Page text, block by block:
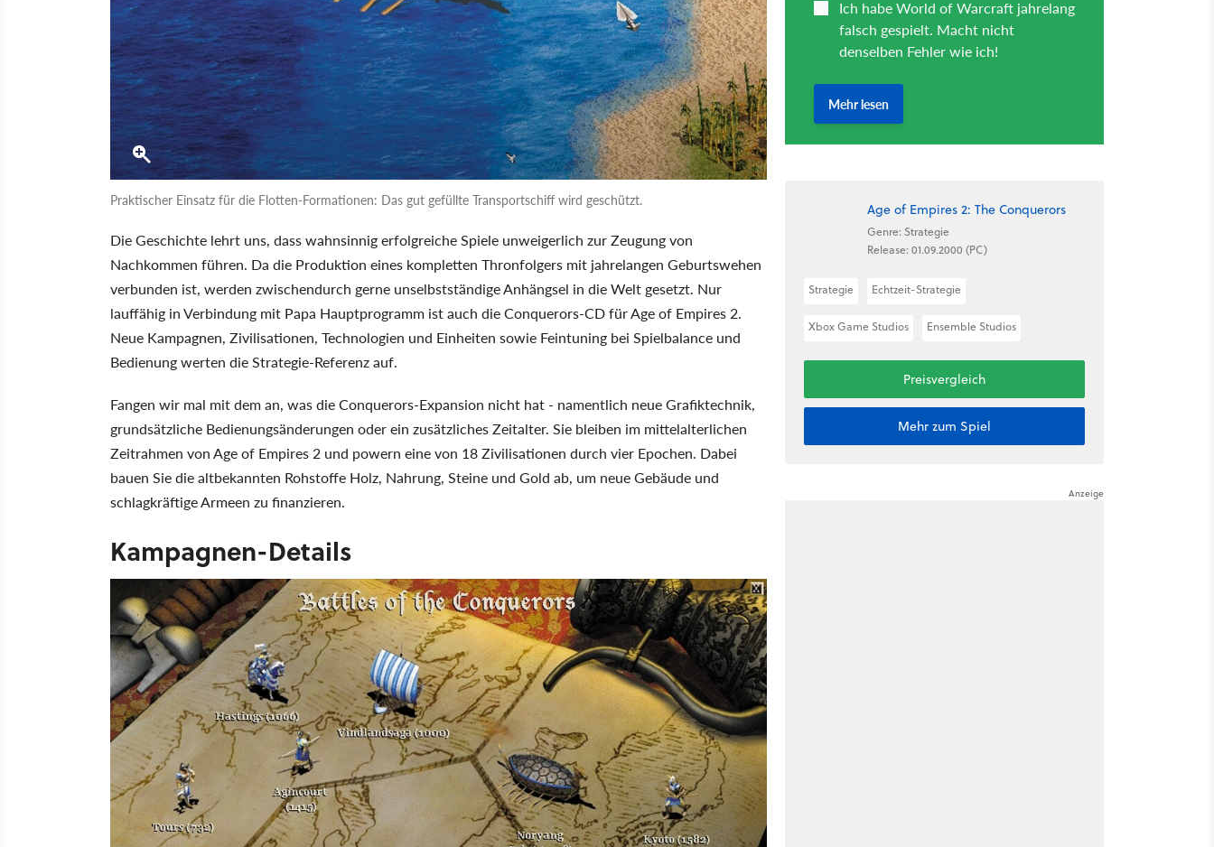
Praktischer Einsatz für die Flotten-Formationen: Das gut gefüllte Transportschiff wird geschützt.
Die Geschichte lehrt uns, dass wahnsinnig erfolgreiche Spiele unweigerlich zur Zeugung von
Nachkommen führen. Da die Produktion eines kompletten Thronfolgers mit jahrelangen Geburtswehen
verbunden ist, werden zwischendurch gerne unselbstständige Anhängsel in die Welt gesetzt. Nur
lauffähig in Verbindung mit Papa Hauptprogramm ist auch die Conquerors-CD für Age of Empires 2.
Neue Kampagnen, Zivilisationen, Technologien und Einheiten sowie Feintuning bei Spielbalance und
Bedienung werten die Strategie-Referenz auf.
Fangen wir mal mit dem an, was die Conquerors-Expansion nicht hat - namentlich neue Grafiktechnik,
grundsätzliche Bedienungsänderungen oder ein zusätzliches Zeitalter. Sie bleiben im mittelalterlichen
Zeitrahmen von Age of Empires 2 und powern eine von 18 Zivilisationen durch vier Epochen. Dabei
bauen Sie die altbekannten Rohstoffe Holz, Nahrung, Steine und Gold ab, um neue Gebäude und
schlagkräftige Armeen zu finanzieren.
Kampagnen-Details
Age of Empires 2: The Conquerors
Genre: Strategie
Release: 01.09.2000 (PC)
Strategie Echtzeit-Strategie
Xbox Game Studios Ensemble Studios
Preisvergleich
Mehr zum Spiel